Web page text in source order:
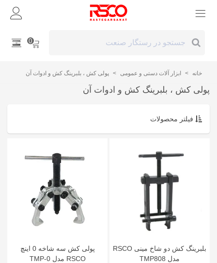
0
خانه > ابزار آلات دستی و عمومی > پولی کش ، بلبرینگ کش و ادوات آن
پولی کش ، بلبرینگ کش و ادوات آن
فیلتر محصولات
بلبرینگ کش دو شاخ مینی RSCO
مدل TMP808
پولی کش سه شاخه 0 اینچ
RSCO مدل TMP-0